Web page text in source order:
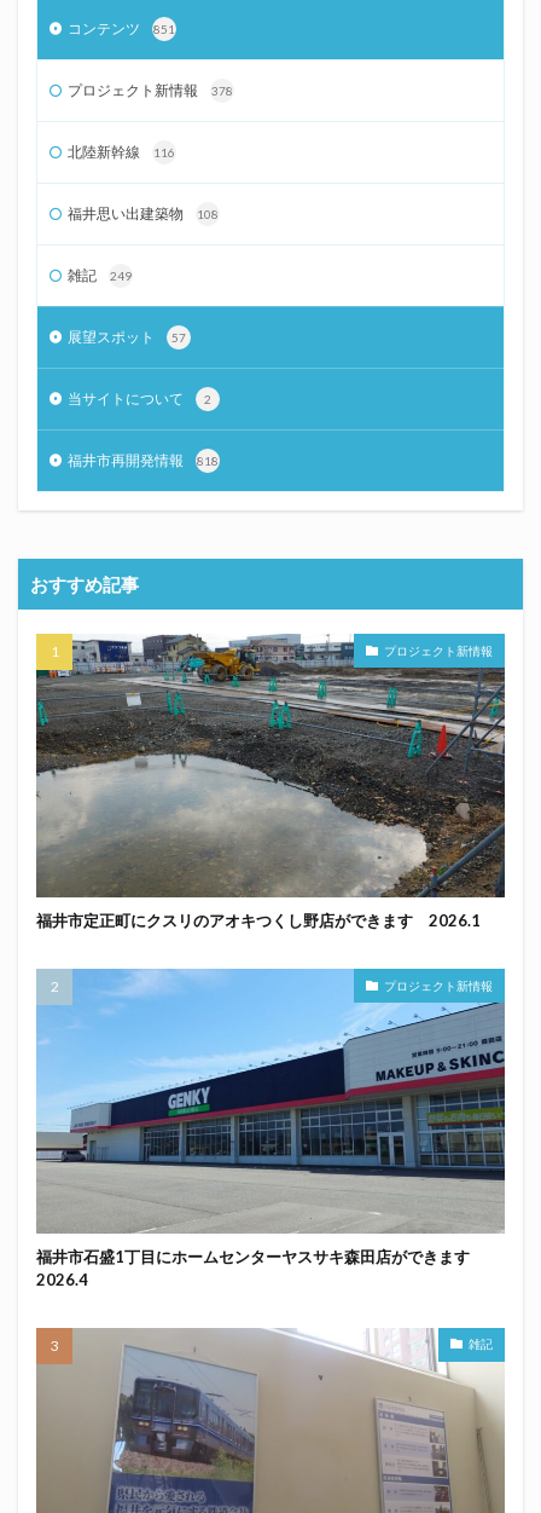
コンテンツ 851
プロジェクト新情報 378
北陸新幹線 116
福井思い出建築物 108
雑記 249
展望スポット 57
当サイトについて 2
福井市再開発情報 818
おすすめ記事
プロジェクト新情報
福井市定正町にクスリのアオキつくし野店ができます 2026.1
プロジェクト新情報
福井市石盛1丁目にホームセンターヤスサキ森田店ができます
2026.4
雑記